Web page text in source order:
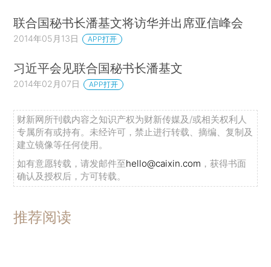
联合国秘书长潘基文将访华并出席亚信峰会
2014年05月13日 APP打开
习近平会见联合国秘书长潘基文
2014年02月07日 APP打开
财新网所刊载内容之知识产权为财新传媒及/或相关权利人
专属所有或持有。未经许可，禁止进行转载、摘编、复制及
建立镜像等任何使用。
如有意愿转载，请发邮件至hello@caixin.com ，获得书面
确认及授权后，方可转载。
推荐阅读